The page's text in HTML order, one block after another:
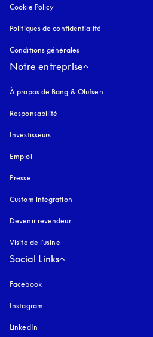
Cookie Policy
Politiques de confidentialité
Conditions générales
Notre entreprise
À propos de Bang & Olufsen
Responsabilité
Investisseurs
Emploi
Presse
Custom integration
Devenir revendeur
Visite de l'usine
Social Links
Facebook
Instagram
LinkedIn